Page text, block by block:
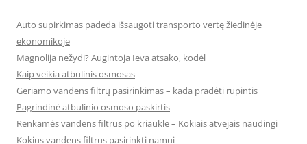
Auto supirkimas padeda išsaugoti transporto vertę žiedinėje
ekonomikoje
Magnolija nežydi? Augintoja Ieva atsako, kodėl
Kaip veikia atbulinis osmosas
Geriamo vandens filtrų pasirinkimas – kada pradėti rūpintis
Pagrindinė atbulinio osmoso paskirtis
Renkamės vandens filtrus po kriaukle – Kokiais atvejais naudingi
Kokius vandens filtrus pasirinkti namui